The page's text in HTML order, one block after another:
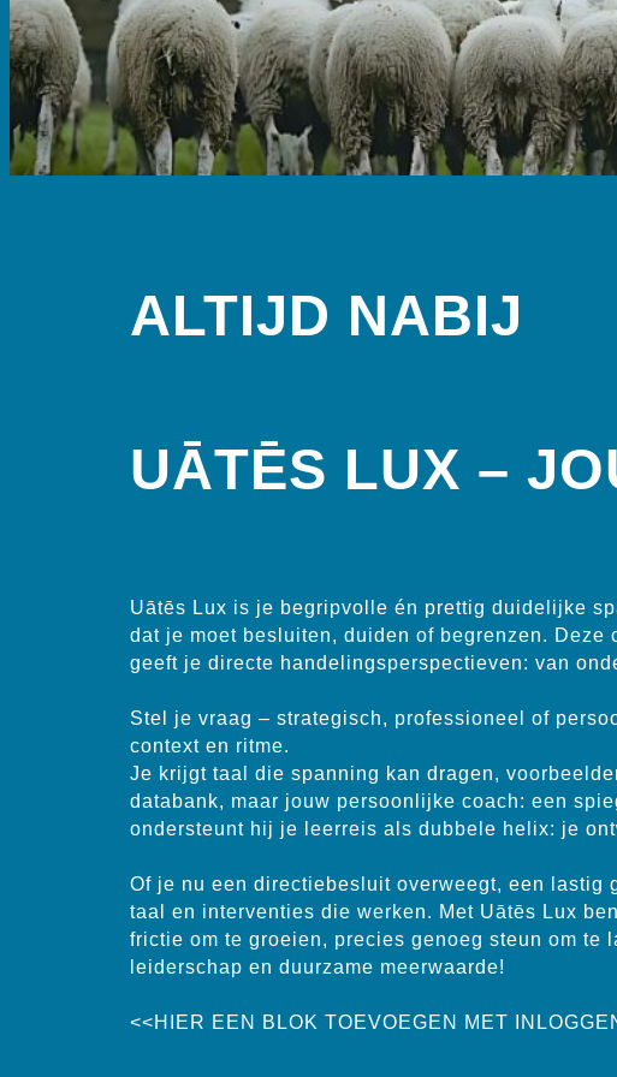
ALTIJD NABIJ
UĀTĒS LUX –
Uātēs Lux is je begripvolle én prettig duidelijke
dat je moet besluiten, duiden of begrenzen.
geeft je directe handelingsperspectieven: van
Stel je vraag – strategisch, professioneel of
context en ritme.
Je krijgt taal die spanning kan dragen,
databank, maar jouw persoonlijke coach: een
ondersteunt hij je leerreis als dubbele helix: je
Of je nu een directiebesluit overweegt, een lastig
taal en interventies die werken. Met Uātēs Lux
frictie om te groeien, precies genoeg steun om
leiderschap en duurzame meerwaarde!
<<HIER EEN BLOK TOEVOEGEN MET